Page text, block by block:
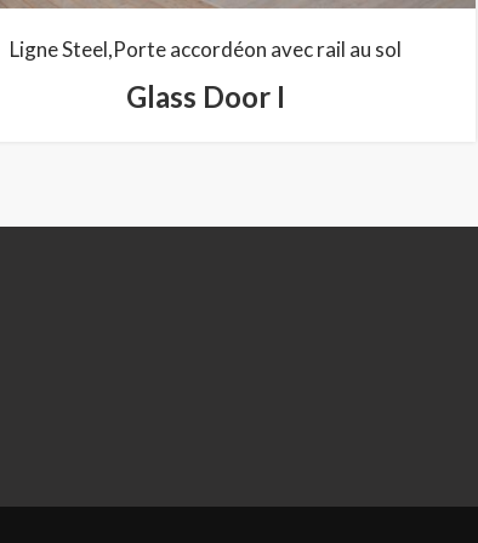
Ligne Steel Porte accordéon avec rail au sol
Glass Door I